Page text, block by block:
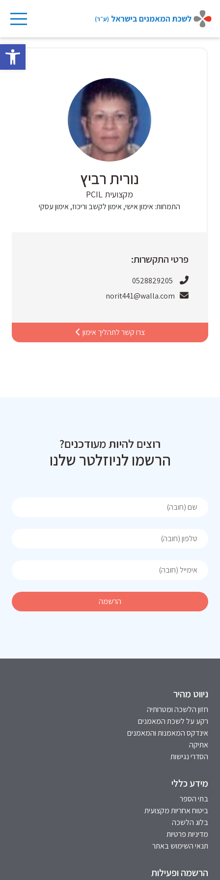
to
נורית רביץ
מקצועית PCIL
התמחות:אימון אישי, אימון לקשב וריכוז, אימון עסקי
פרטי התקשרות:
0528829205
norit441@walla.com
צרו קשר לתהליך אימון
רוצים להיות מעודכנים?
הרשמו לניוזלטר שלנו
ניווט מהיר
חזון הלשכה ומטרותיה
רקע על לשכת המאמנים
אינדקס המאמנות והמאמנים
אתיקה
הסדרי נגישות
מידע כללי
בתי הספר
ביטוח אחריות מקצועית
בלוג הלשכה
מדיניות פרטיות
תנאי השימוש באתר
הרשמה ופעילות